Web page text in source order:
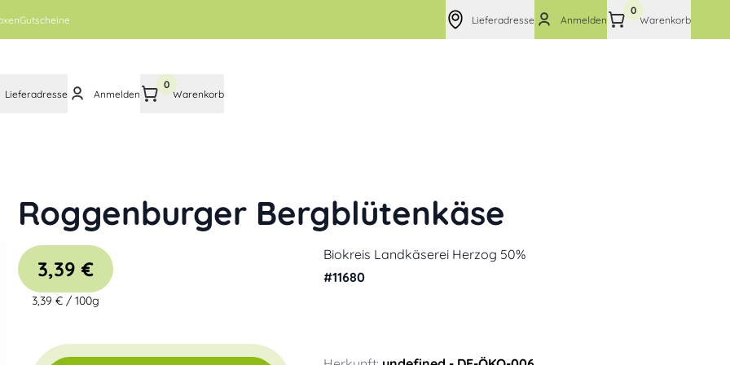
Gutscheine Lieferadresse Anmelden
0
Warenkorb
Lieferadresse Anmelden
0
Warenkorb
Roggenburger Bergblütenkäse
Biokreis Landkäserei Herzog 50%
#11680
3,39 €
3,39 € /100g